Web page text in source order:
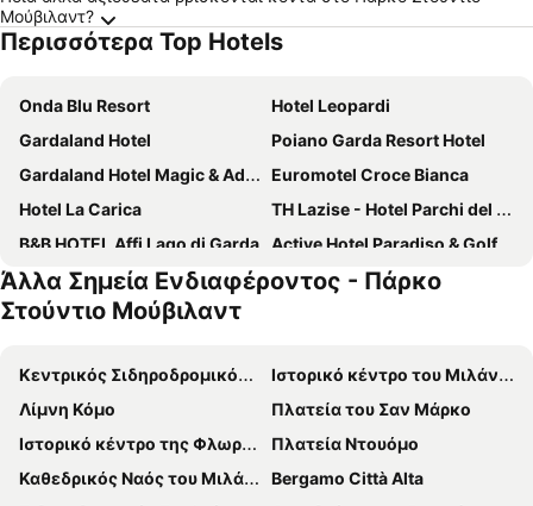
Μούβιλαντ?
Περισσότερα Top Hotels
Onda Blu Resort
Hotel Leopardi
Gardaland Hotel
Poiano Garda Resort Hotel
Gardaland Hotel Magic & Adventure
Euromotel Croce Bianca
Hotel La Carica
TH Lazise - Hotel Parchi del Garda
B&B HOTEL Affi Lago di Garda
Active Hotel Paradiso & Golf
Hotel Ristorante Al Fiore
The Garda Village
Hotel Alfieri
San Vito
Hotel Villa Olivo
Hotel Europa
Airporthotel Verona Congress & Relax
Hotel Rivus
Hotel Gattopardo
Hotel Porta Palio
Hotel Ca' Serena
Άλλα Σημεία Ενδιαφέροντος - Πάρκο
Στούντιο Μούβιλαντ
Κεντρικός Σιδηροδρομικός Σταθμός του Μιλάνου
Ιστορικό κέντρο του Μιλάνου
Λίμνη Κόμο
Πλατεία του Σαν Μάρκο
Ιστορικό κέντρο της Φλωρεντίας
Πλατεία Ντουόμο
Καθεδρικός Ναός του Μιλάνου
Bergamo Città Alta